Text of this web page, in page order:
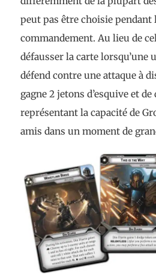
peut pas être choisie pendant
commandement. Au lieu de
défausser la carte lorsqu’une
défend contre une attaque à
gagne 2 jetons d’esquive et
représentant la capacité de
amis dans un moment de